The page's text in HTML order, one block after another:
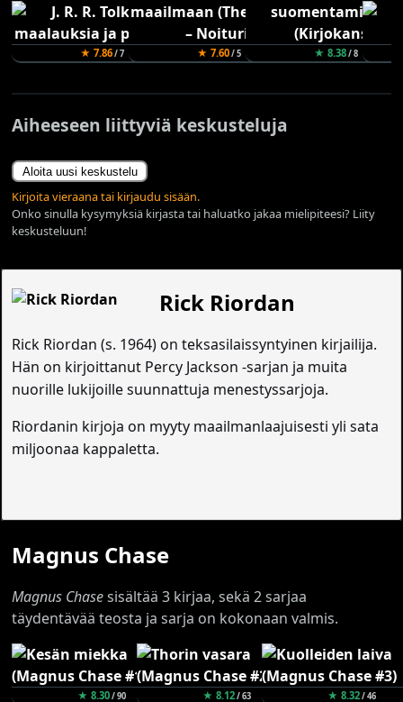
★ 7.86/ 7 ★ 7.60/ 5 ★ 8.38/ 8
Aiheeseen liittyviä keskusteluja
Aloita uusi keskustelu
Kirjoita vieraana tai kirjaudu sisään.
Onko sinulla kysymyksiä kirjasta tai haluatko jakaa mielipiteesi? Liity
keskusteluun!
Rick Riordan
Rick Riordan (s. 1964) on teksasilaissyntyinen kirjailija.
Hän on kirjoittanut Percy Jackson -sarjan ja muita
nuorille lukijoille suunnattuja menestyssarjoja.
Riordanin kirjoja on myyty maailmanlaajuisesti yli sata
miljoonaa kappaletta.
Magnus Chase
Magnus Chasesisältää 3 kirjaa, sekä 2 sarjaa
täydentävää teosta ja sarja on kokonaan valmis.
★ 8.30/ 90 ★ 8.12/ 63 ★ 8.32/ 46